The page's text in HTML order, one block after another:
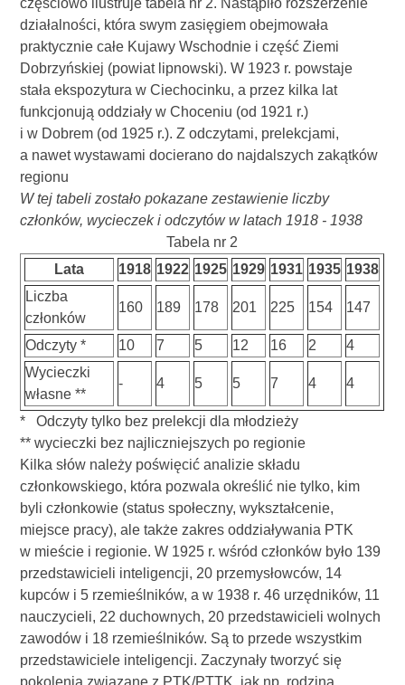
działalności, która swym zasięgiem obejmowała
praktycznie całe Kujawy Wschodnie i część Ziemi
Dobrzyńskiej (powiat lipnowski). W 1923 r. powstaje
stała ekspozytura w Ciechocinku, a przez kilka lat
funkcjonują oddziały w Choceniu (od 1921 r.)
i w Dobrem (od 1925 r.). Z odczytami, prelekcjami,
a nawet wystawami docierano do najdalszych zakątków
regionu
W tej tabeli zostało pokazane zestawienie liczby
członków, wycieczek i odczytów w latach 1918 - 1938
Tabela nr 2
Lata
1918 1922 1925 1929 1931 1935 1938
Liczba
członków
160 189 178 201 225 154 147
Odczyty * 10 7 5 12 16 2
4
Wycieczki
własne **
- 4 5 5 7 4 4
* Odczyty tylko bez prelekcji dla młodzieży
** wycieczki bez najliczniejszych po regionie
Kilka słów należy poświęcić analizie składu
członkowskiego, która pozwala określić nie tylko, kim
byli członkowie (status społeczny, wykształcenie,
miejsce pracy), ale także zakres oddziaływania PTK
w mieście i regionie. W 1925 r. wśród członków było 139
przedstawicieli inteligencji, 20 przemysłowców, 14
kupców i 5 rzemieślników, a w 1938 r. 46 urzędników, 11
nauczycieli, 22 duchownych, 20 przedstawicieli wolnych
zawodów i 18 rzemieślników. Są to przede wszystkim
przedstawiciele inteligencji. Zaczynały tworzyć się
pokolenia związane z PTK/PTTK, jak np. rodzina